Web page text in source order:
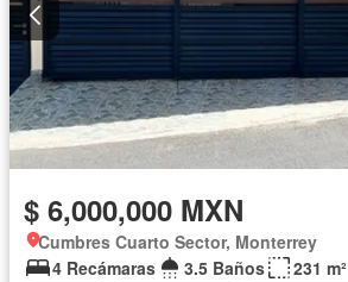
$ 6,000,000 MXN
Cumbres Cuarto Sector, Monterrey
4 Recámaras
3.5 Baños
231 m²